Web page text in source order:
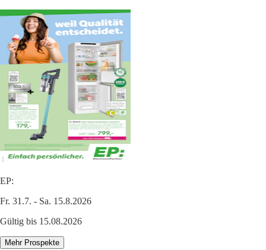
EP:
Fr. 31.7. - Sa. 15.8.2026
Gültig bis 15.08.2026
Mehr Prospekte